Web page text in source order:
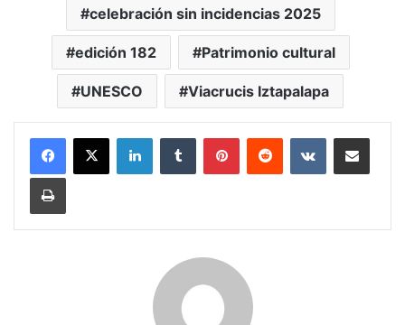
celebración sin incidencias 2025
edición 182 Patrimonio cultural
UNESCO Viacrucis Iztapalapa
LinkedInTumblr PinterestReddit VKontakteShare via Email
Print